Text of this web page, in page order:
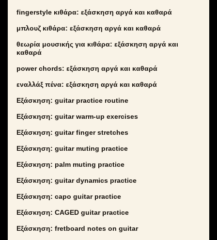
fingerstyle κιθάρα: εξάσκηση αργά και καθαρά
μπλουζ κιθάρα: εξάσκηση αργά και καθαρά
θεωρία μουσικής για κιθάρα: εξάσκηση αργά και
καθαρά
power chords: εξάσκηση αργά και καθαρά
εναλλάξ πένα: εξάσκηση αργά και καθαρά
Εξάσκηση: guitar practice routine
Εξάσκηση: guitar warm-up exercises
Εξάσκηση: guitar finger stretches
Εξάσκηση: guitar muting practice
Εξάσκηση: palm muting practice
Εξάσκηση: guitar dynamics practice
Εξάσκηση: capo guitar practice
Εξάσκηση: CAGED guitar practice
Εξάσκηση: fretboard notes on guitar